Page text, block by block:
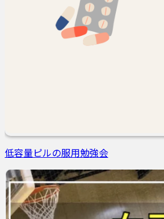
低容量ピルの服用勉強会